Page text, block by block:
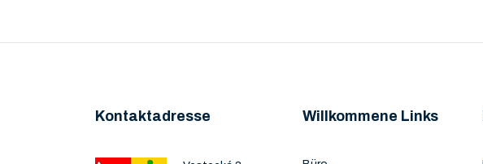
Kontaktadresse Willkommene Links